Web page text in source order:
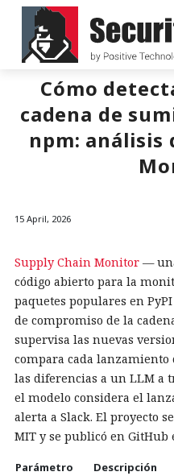
Cómo
cadena de
npm: análisis
15 April, 2026
Supply Chain Monitor —
código abierto para la
paquetes populares en
de compromiso de la
supervisa las nuevas
compara cada
las diferencias a un LLM a
el modelo considera el
alerta a Slack. El proyecto
MIT y se publicó en GitHub
Parámetro Descripción